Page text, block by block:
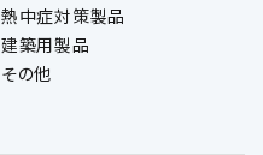
熱中症対策製品
建築用製品
その他